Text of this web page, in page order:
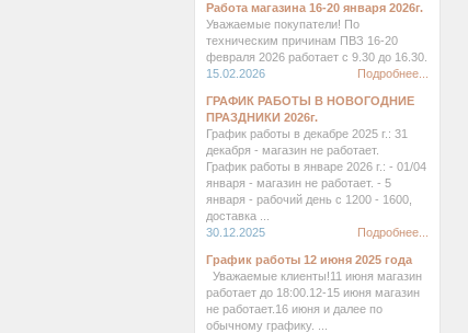
Работа магазина 16-20 января 2026г.
Уважаемые покупатели! По
техническим причинам ПВЗ 16-20
февраля 2026 работает с 9.30 до 16.30.
15.02.2026
Подробнее...
ГРАФИК РАБОТЫ В НОВОГОДНИЕ
ПРАЗДНИКИ 2026г.
График работы в декабре 2025 г.: 31
декабря - магазин не работает.
График работы в январе 2026 г.: - 01/04
января - магазин не работает. - 5
января - рабочий день с 1200 - 1600,
доставка ...
30.12.2025
Подробнее...
График работы 12 июня 2025 года
Уважаемые клиенты!11 июня магазин
работает до 18:00.12-15 июня магазин
не работает.16 июня и далее по
обычному графику. ...